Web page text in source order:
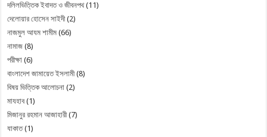
দলিলভিত্তিক ইবাদত ও জীবনপথ(11)
দেলোয়ার হোসেন সাইদী(2)
নাজমুল আযম শামীম (66)
নামাজ (8)
পরীক্ষা (6)
বাংলাদেশ জামায়েত ইসলামী(8)
বিষয় ভিত্তিক আলোচনা (2)
মাযহাব (1)
মিজানুর রহমান আজাহারী(7)
যাকাত(1)